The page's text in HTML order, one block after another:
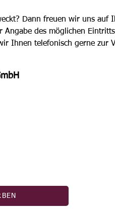
Dann freuen wir uns auf
Angabe des möglichen
Ihnen telefonisch gerne zur